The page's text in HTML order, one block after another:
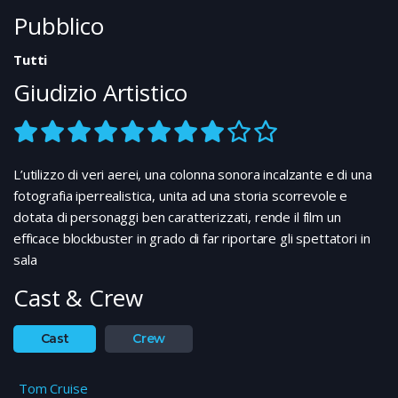
Pubblico
Tutti
Giudizio Artistico
L’utilizzo di veri aerei, una colonna sonora incalzante e di una
fotografia iperrealistica, unita ad una storia scorrevole e
dotata di personaggi ben caratterizzati, rende il film un
efficace blockbuster in grado di far riportare gli spettatori in
sala
Cast & Crew
Cast Crew
Tom Cruise